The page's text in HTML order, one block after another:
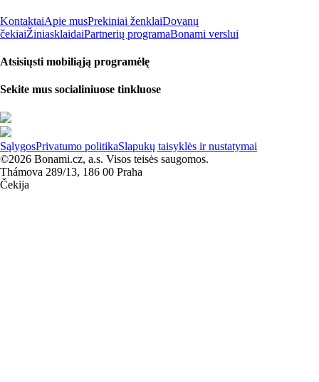
KontaktaiApie musPrekiniai ženklaiDovanų
čekiaiŽiniasklaidaiPartnerių programaBonami verslui
Atsisiųsti mobiliąją programėlę
Sekite mus socialiniuose tinkluose
SąlygosPrivatumo politikaSlapukų taisyklės ir nustatymai
©2026 Bonami.cz, a.s. Visos teisės saugomos.
Thámova 289/13, 186 00 Praha
Čekija